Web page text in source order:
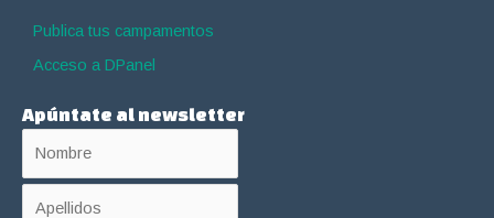
Publica tus campamentos
Acceso a DPanel
Apúntate al newsletter